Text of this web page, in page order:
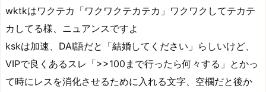
wktkはワクテカ「ワクワクテカテカ」ワクワクしてテカテ
カしてる様、ニュアンスですよ
kskは加速、DAI語だと「結婚してください」らしいけど、
VIPで良くあるスレ「>>100まで行ったら何々する」とかっ
て時にレスを消化させるために入れる文字、空欄だと後か